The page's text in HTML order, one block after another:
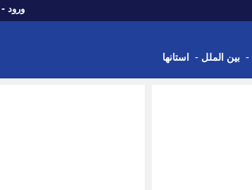
ورود -
- بین الملل - استانها